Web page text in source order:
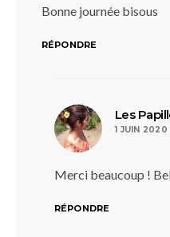
Bonne journée bisous
RÉPONDRE
Les
1 JUIN
Merci beaucoup !
RÉPONDRE